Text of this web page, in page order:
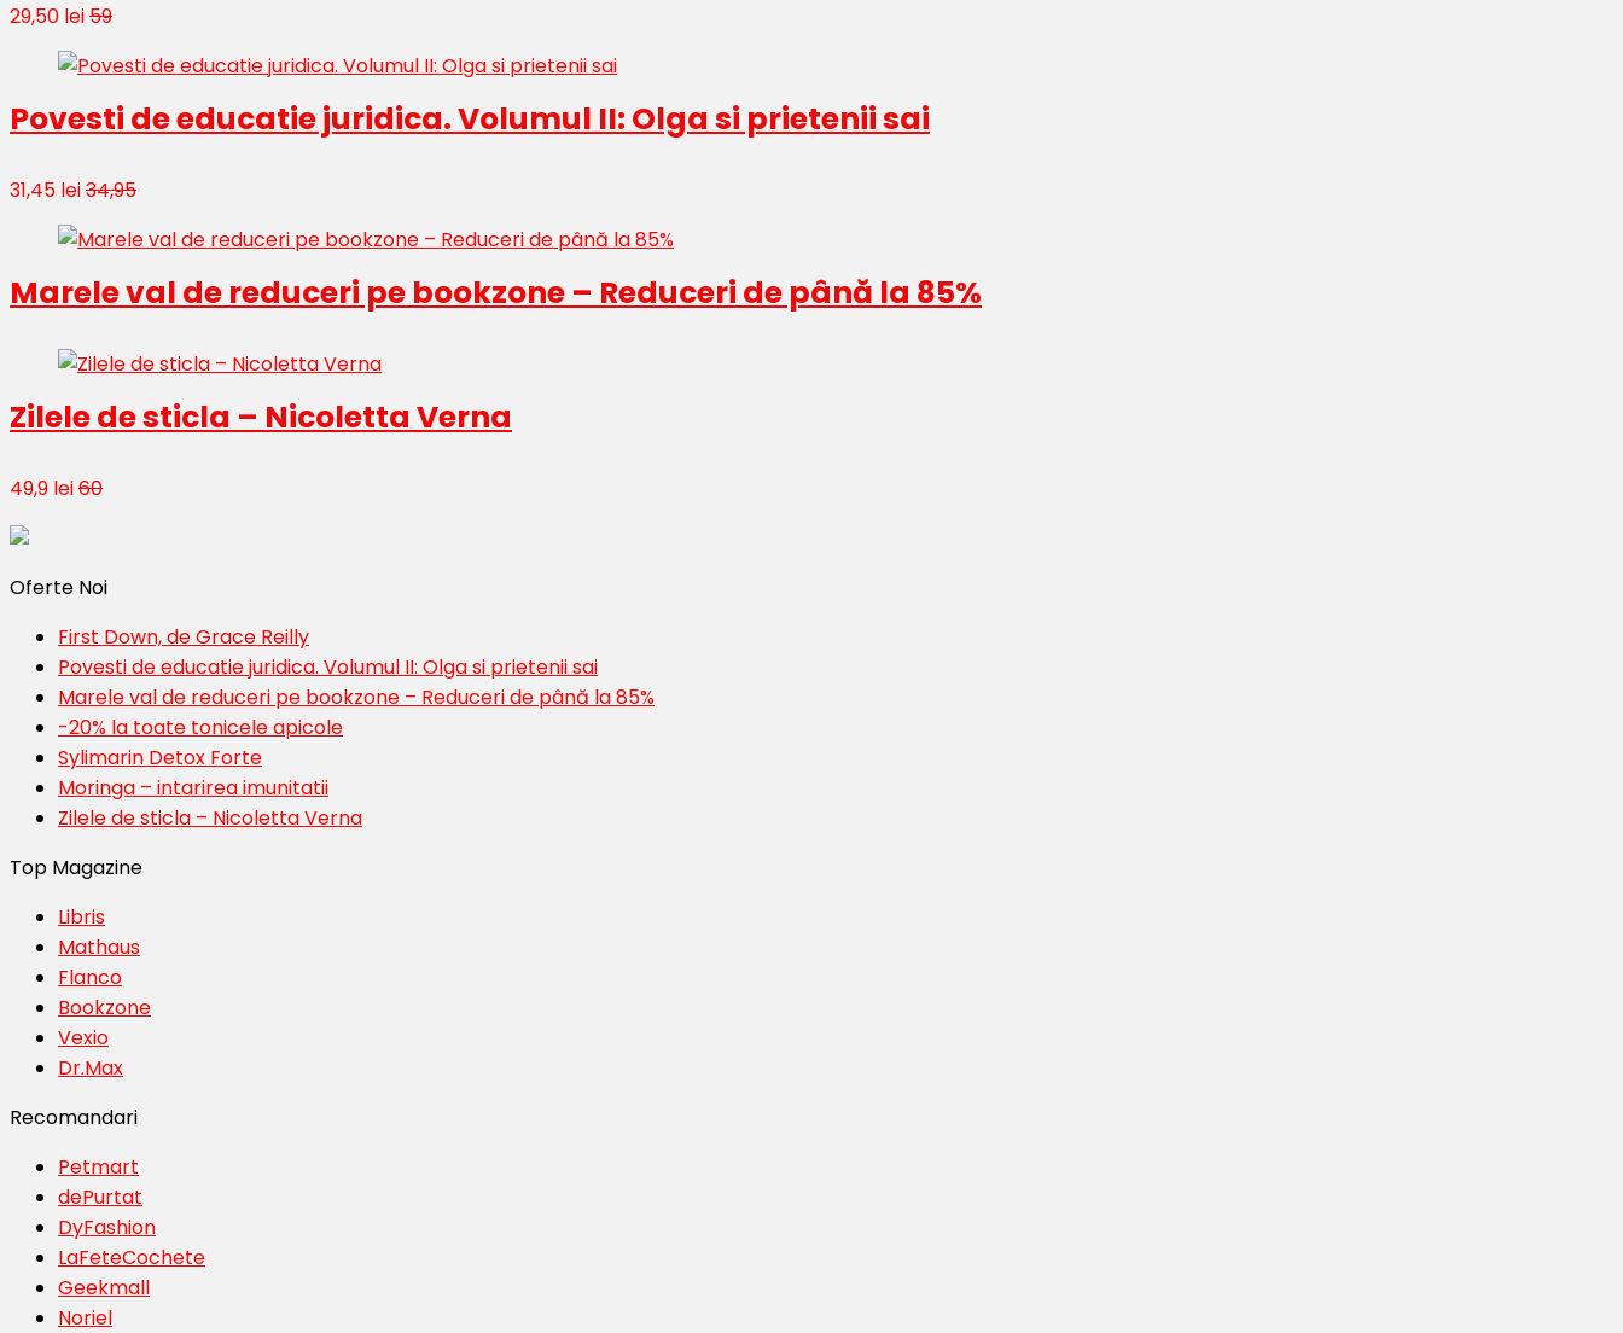
29,50 lei59
Povesti de educatie juridica. Volumul II: Olga si prietenii sai
31,45 lei34,95
Marele val de reduceri pe bookzone – Reduceri de până la 85%
Zilele de sticla – Nicoletta Verna
49,9 lei60
Oferte Noi
First Down, de Grace Reilly
Povesti de educatie juridica. Volumul II: Olga si prietenii sai
Marele val de reduceri pe bookzone – Reduceri de până la 85%
-20% la toate tonicele apicole
Sylimarin Detox Forte
Moringa – intarirea imunitatii
Zilele de sticla – Nicoletta Verna
Top Magazine
Libris
Mathaus
Flanco
Bookzone
Vexio
Dr.Max
Recomandari
Petmart
dePurtat
DyFashion
LaFeteCochete
Geekmall
Noriel